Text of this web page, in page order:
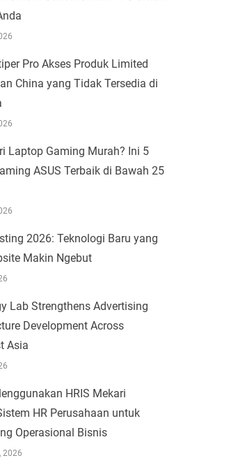
Pro Akses Produk Limited
China yang Tidak Tersedia di
Laptop Gaming Murah? Ini 5
ASUS Terbaik di Bawah 25
2026: Teknologi Baru yang
Makin Ngebut
Lab Strengthens Advertising
Development Across
Asia
HRIS Mekari
HR Perusahaan untuk
Operasional Bisnis
2026